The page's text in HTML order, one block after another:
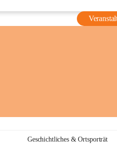
Geschichtliches & Ortsporträt